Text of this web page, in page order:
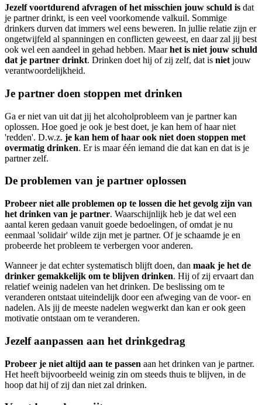
Jezelf voortdurend afvragen of het misschien jouw schuld is dat
je partner drinkt, is een veel voorkomende valkuil. Sommige
drinkers durven dat immers wel eens beweren. In jullie relatie zijn er
ongetwijfeld al spanningen en conflicten geweest, en daar zal jij best
ook wel een aandeel in gehad hebben. Maarhet is niet jouw schuld
dat je partner drinkt. Drinken doet hij of zij zelf, dat is niet jouw
verantwoordelijkheid.
Je partner doen stoppen met drinken
Ga er niet van uit dat jij het alcoholprobleem van je partner kan
oplossen. Hoe goed je ook je best doet, je kan hem of haar niet
'redden'. D.w.z. je kan hem of haar ook niet doen stoppen met
overmatig drinken. Er is maar één iemand die dat kan en dat is je
partner zelf.
De problemen van je partner oplossen
Probeer niet alle problemen op te lossen die het gevolg zijn van
het drinken van je partner. Waarschijnlijk heb je dat wel een
aantal keren gedaan vanuit goede bedoelingen, of omdat je nu
eenmaal 'solidair' wilde zijn met je partner. Of je schaamde je en
probeerde het probleem te verbergen voor anderen.
Wanneer je dat echter systematisch blijft doen, dan maak je het de
drinker gemakkelijk om te blijven drinken. Hij of zij ervaart dan
relatief weinig nadelen van het drinken. De beslissing om te
veranderen ontstaat uiteindelijk door een afweging van de voor- en
nadelen. Als jij de meeste nadelen wegwerkt dan kan er ook geen
motivatie ontstaan om te veranderen.
Jezelf aanpassen aan het drinkgedrag
Probeer je niet altijd aan te passen aan het drinken van je partner.
Het heeft bijvoorbeeld weinig zin om steeds thuis te blijven, in de
hoop dat hij of zij dan niet zal drinken.